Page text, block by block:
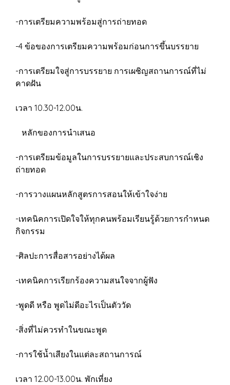
-การเตรียมความพร้อมสู่การถ่ายทอด
-4 ข้อของการเตรียมความพร้อมก่อนการขึ้นบรรยาย
-การเตรียมใจสู่การบรรยาย การเผชิญสถานการณ์ที่ไม่
คาดฝัน
เวลา 10.30-12.00น.
หลักของการนําเสนอ
-การเตรียมข้อมูลในการบรรยายและประสบการณ์เชิง
ถ่ายทอด
-การวางแผนหลักสูตรการสอนให้เข้าใจง่าย
-เทคนิคการเปิดใจให้ทุกคนพร้อมเรียนรู้ด้วยการกำหนด
กิจกรรม
-ศิลปะการสื่อสารอย่างได้ผล
-เทคนิคการเรียกร้องความสนใจจากผู้ฟัง
-พูดดี หรือ พูดไม่ดีอะไรเป็นตัววัด
-สิ่งที่ไม่ควรทำในขณะพูด
-การใช้น้ำเสียงในแต่ละสถานการณ์
เวลา 12.00-13.00น. พักเที่ยง